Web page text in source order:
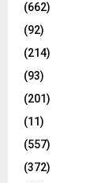
(662)
(92)
(214)
(93)
(201)
(11)
(557)
(372)